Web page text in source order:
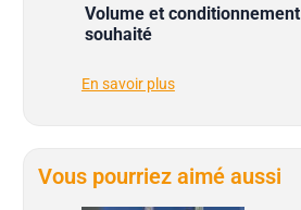
Volume et conditionnement
souhaité
En savoir plus
Vous pourriez aimé aussi